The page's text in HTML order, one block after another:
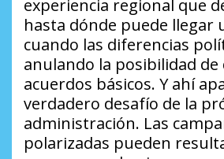
experiencia regional que
hasta dónde puede llegar
cuando las diferencias
anulando la posibilidad
acuerdos básicos. Y ahí
verdadero desafío de la
administración. Las
polarizadas pueden